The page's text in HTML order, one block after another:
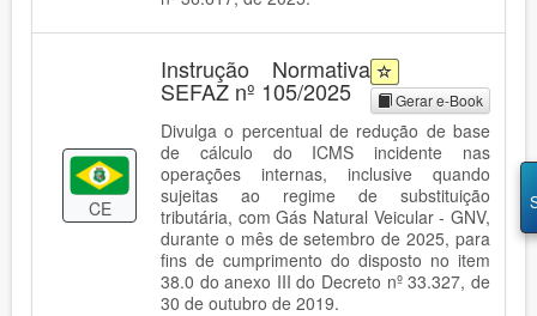
CE
Instrução Normativa
SEFAZ nº 105/2025 Gerar e-Book
Divulga o percentual de redução de base
de cálculo do ICMS incidente nas
operações internas, inclusive quando
sujeitas ao regime de substituição
tributária, com Gás Natural Veicular - GNV,
durante o mês de setembro de 2025, para
fins de cumprimento do disposto no item
38.0 do anexo III do Decreto nº 33.327, de
30 de outubro de 2019.